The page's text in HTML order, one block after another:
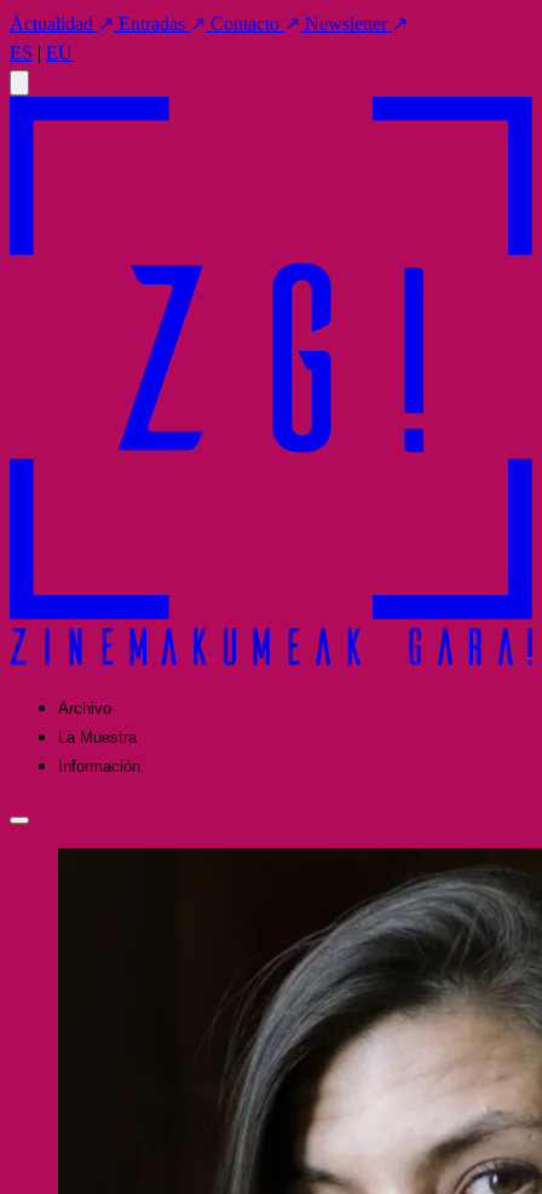
Actualidad ↗ Entradas ↗ Contacto ↗ Newsletter ↗
ES | EU
Archivo
La Muestra
Información